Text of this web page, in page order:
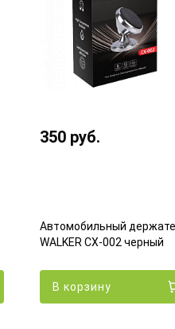
350 руб.
Автомобильный
WALKER CX-002 черный
В корзину